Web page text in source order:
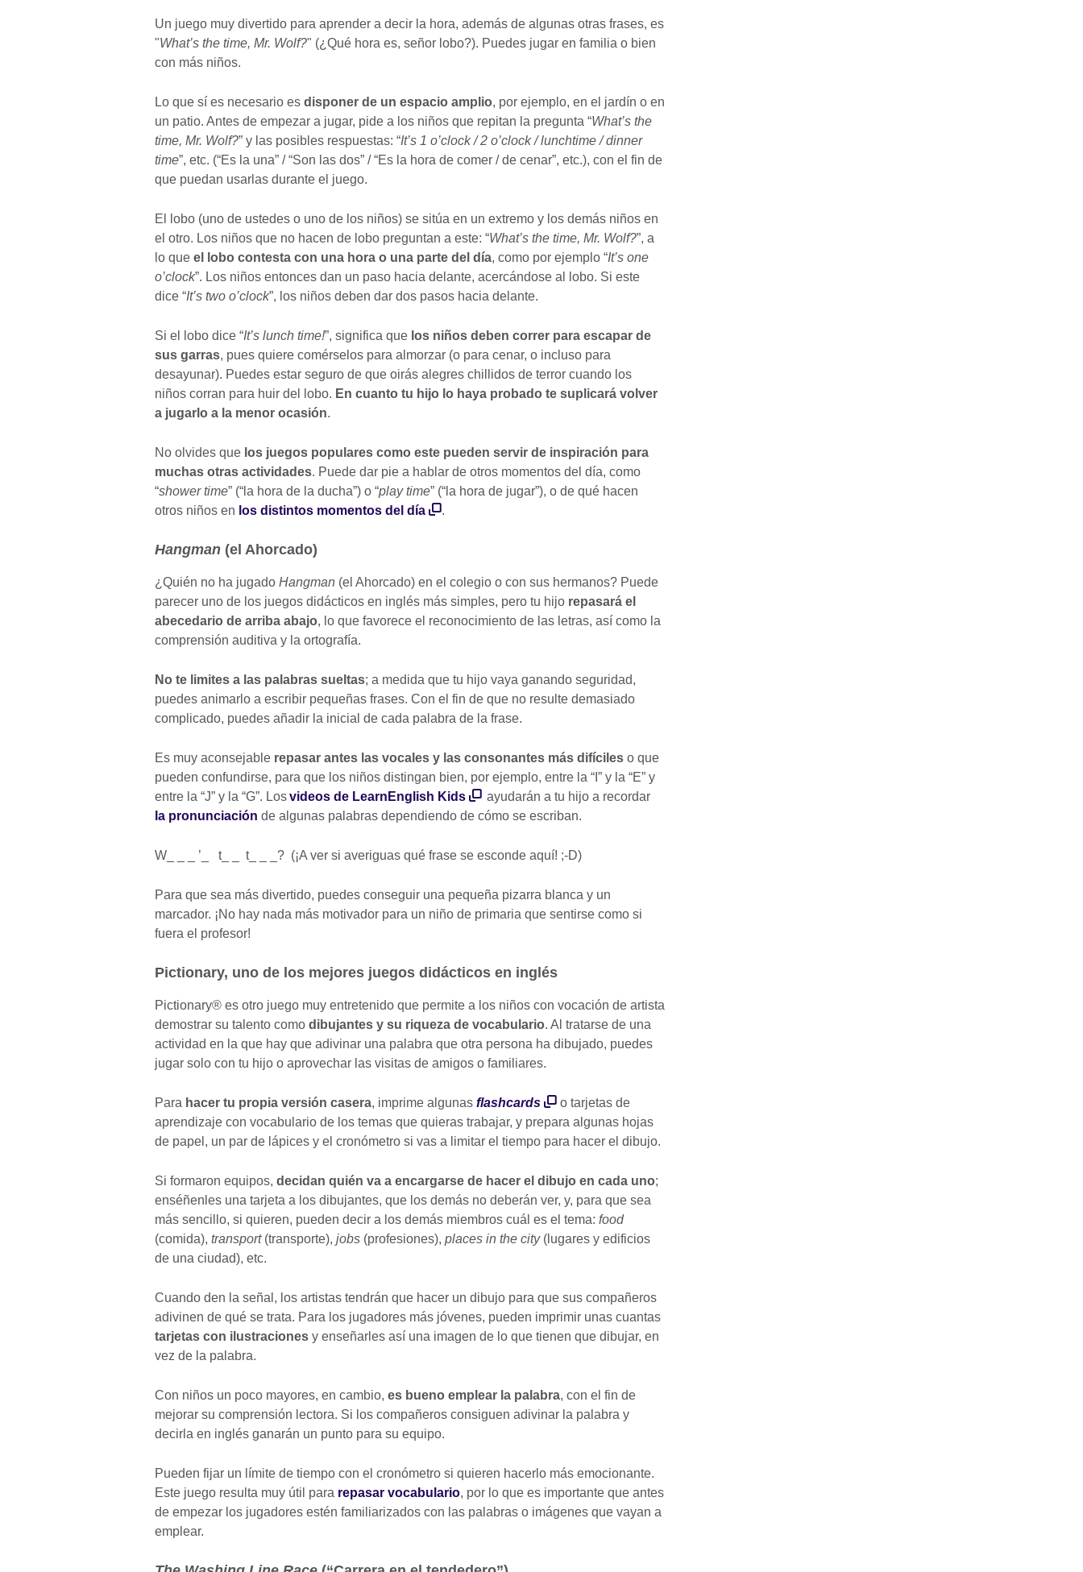
Un juego muy divertido para aprender a decir la hora, además de algunas otras frases, es
"What’s the time, Mr. Wolf?" (¿Qué hora es, señor lobo?). Puedes jugar en familia o bien
con más niños.
Lo que sí es necesario es disponer de un espacio amplio, por ejemplo, en el jardín o en
un patio. Antes de empezar a jugar, pide a los niños que repitan la pregunta “What’s the
time, Mr. Wolf?” y las posibles respuestas: “It’s 1 o’clock / 2 o’clock / lunchtime / dinner
time”, etc. (“Es la una” / “Son las dos” / “Es la hora de comer / de cenar”, etc.), con el fin de
que puedan usarlas durante el juego.
El lobo (uno de ustedes o uno de los niños) se sitúa en un extremo y los demás niños en
el otro. Los niños que no hacen de lobo preguntan a este: “What’s the time, Mr. Wolf?”, a
lo que el lobo contesta con una hora o una parte del día, como por ejemplo “It’s one
o’clock”. Los niños entonces dan un paso hacia delante, acercándose al lobo. Si este
dice “It’s two o’clock”, los niños deben dar dos pasos hacia delante.
Si el lobo dice “It’s lunch time!”, significa que los niños deben correr para escapar de
sus garras, pues quiere comérselos para almorzar (o para cenar, o incluso para
desayunar). Puedes estar seguro de que oirás alegres chillidos de terror cuando los
niños corran para huir del lobo. En cuanto tu hijo lo haya probado te suplicará volver
a jugarlo a la menor ocasión.
No olvides que los juegos populares como este pueden servir de inspiración para
muchas otras actividades. Puede dar pie a hablar de otros momentos del día, como
“shower time” (“la hora de la ducha”) o “play time” (“la hora de jugar”), o de qué hacen
otros niños en los distintos momentos del día .
Hangman (el Ahorcado)
¿Quién no ha jugado Hangman (el Ahorcado) en el colegio o con sus hermanos? Puede
parecer uno de los juegos didácticos en inglés más simples, pero tu hijo repasará el
abecedario de arriba abajo, lo que favorece el reconocimiento de las letras, así como la
comprensión auditiva y la ortografía.
No te limites a las palabras sueltas; a medida que tu hijo vaya ganando seguridad,
puedes animarlo a escribir pequeñas frases. Con el fin de que no resulte demasiado
complicado, puedes añadir la inicial de cada palabra de la frase.
Es muy aconsejable repasar antes las vocales y las consonantes más difíciles o que
pueden confundirse, para que los niños distingan bien, por ejemplo, entre la “I” y la “E” y
entre la “J” y la “G”. Losvideos de LearnEnglish Kids
ayudarán a tu hijo a recordar
la pronunciación de algunas palabras dependiendo de cómo se escriban.
W_ _ _ ’_ t_ _ t_ _ _? (¡A ver si averiguas qué frase se esconde aquí! ;-D)
Para que sea más divertido, puedes conseguir una pequeña pizarra blanca y un
marcador. ¡No hay nada más motivador para un niño de primaria que sentirse como si
fuera el profesor!
Pictionary, uno de los mejores juegos didácticos en inglés
Pictionary® es otro juego muy entretenido que permite a los niños con vocación de artista
demostrar su talento como dibujantes y su riqueza de vocabulario. Al tratarse de una
actividad en la que hay que adivinar una palabra que otra persona ha dibujado, puedes
jugar solo con tu hijo o aprovechar las visitas de amigos o familiares.
Para hacer tu propia versión casera, imprime algunas flashcards
o tarjetas de
aprendizaje con vocabulario de los temas que quieras trabajar, y prepara algunas hojas
de papel, un par de lápices y el cronómetro si vas a limitar el tiempo para hacer el dibujo.
Si formaron equipos, decidan quién va a encargarse de hacer el dibujo en cada uno;
enséñenles una tarjeta a los dibujantes, que los demás no deberán ver, y, para que sea
más sencillo, si quieren, pueden decir a los demás miembros cuál es el tema: food
(comida), transport(transporte), jobs (profesiones), places in the city(lugares y edificios
de una ciudad), etc.
Cuando den la señal, los artistas tendrán que hacer un dibujo para que sus compañeros
adivinen de qué se trata. Para los jugadores más jóvenes, pueden imprimir unas cuantas
tarjetas con ilustraciones y enseñarles así una imagen de lo que tienen que dibujar, en
vez de la palabra.
Con niños un poco mayores, en cambio, es bueno emplear la palabra, con el fin de
mejorar su comprensión lectora. Si los compañeros consiguen adivinar la palabra y
decirla en inglés ganarán un punto para su equipo.
Pueden fijar un límite de tiempo con el cronómetro si quieren hacerlo más emocionante.
Este juego resulta muy útil para repasar vocabulario, por lo que es importante que antes
de empezar los jugadores estén familiarizados con las palabras o imágenes que vayan a
emplear.